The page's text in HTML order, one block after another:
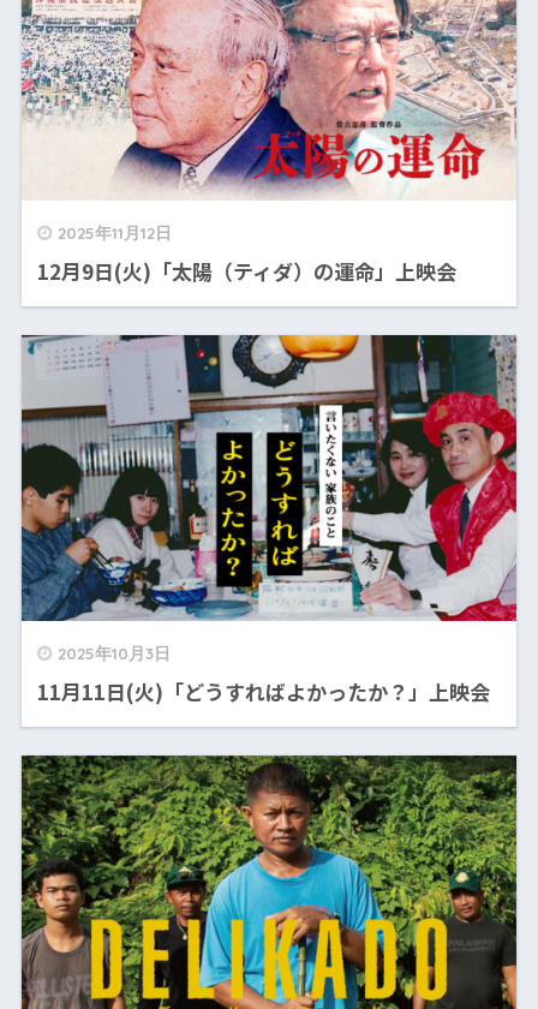
2025年11月12日
12月9日(火)「太陽（ティダ）の運命」上映会
2025年10月3日
11月11日(火)「どうすればよかったか？」上映会